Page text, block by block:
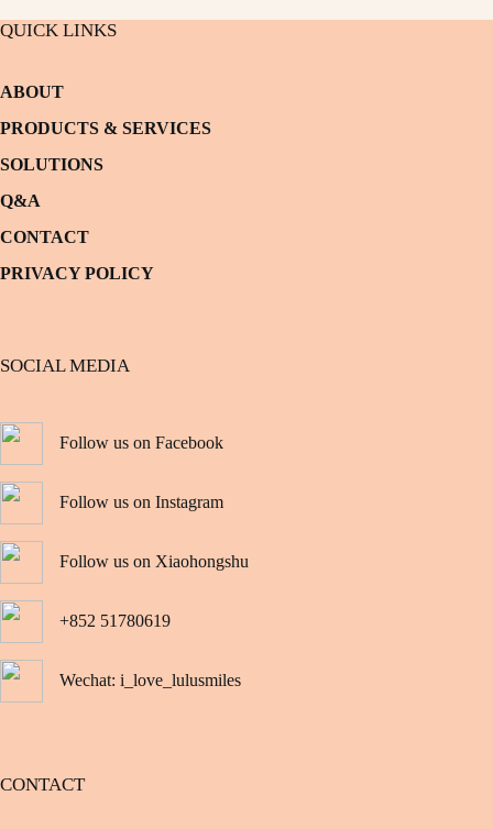
QUICK LINKS
ABOUT
PRODUCTS & SERVICES
SOLUTIONS
Q&A
CONTACT
PRIVACY POLICY
SOCIAL MEDIA
Follow us on Facebook
Follow us on Instagram
Follow us on Xiaohongshu
+852 51780619
Wechat: i_love_lulusmiles
CONTACT